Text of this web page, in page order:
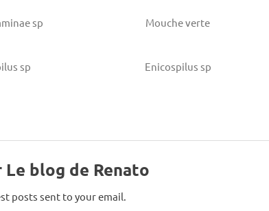
sp Mouche verte
sp Enicospilus sp
Le blog de Renato
posts sent to your email.